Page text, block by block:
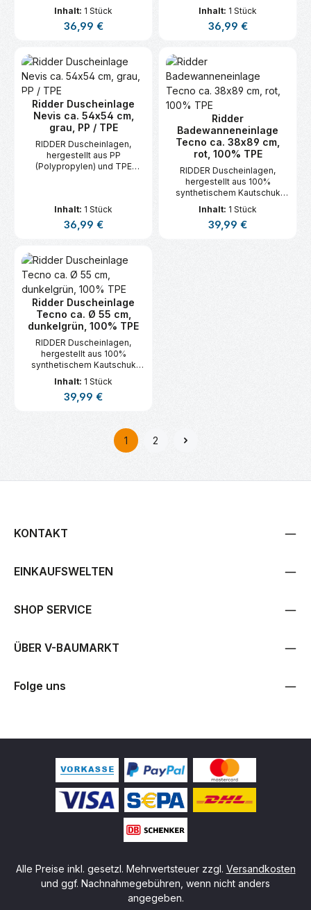
Elastomer) sind
hautsymphatisch.
Inhalt: 1 Stück
Regulärer Preis:
36,99 €
Inhalt: 1 Stück
Regulärer Preis:
36,99 €
Ridder Duscheinlage
Nevis ca. 54x54 cm,
grau, PP / TPE
RIDDER Duscheinlagen,
hergestellt aus PP
(Polypropylen) und TPE
Inhalt: 1 Stück
Regulärer Preis:
36,99 €
Ridder
Badewanneneinlage
Tecno ca. 38x89 cm,
rot, 100% TPE
RIDDER Duscheinlagen,
hergestellt aus 100%
synthetischem Kautschuk
Inhalt: 1 Stück
Regulärer Preis:
39,99 €
Ridder Duscheinlage
Tecno ca. Ø 55 cm,
dunkelgrün, 100% TPE
RIDDER Duscheinlagen,
hergestellt aus 100%
synthetischem Kautschuk
Inhalt: 1 Stück
Regulärer Preis:
39,99 €
Seite
1
Seite
2
KONTAKT
EINKAUFSWELTEN
SHOP SERVICE
ÜBER V-BAUMARKT
Folge uns
Alle Preise inkl. gesetzl. Mehrwertsteuer zzgl. Versandkosten
und ggf. Nachnahmegebühren, wenn nicht anders
angegeben.